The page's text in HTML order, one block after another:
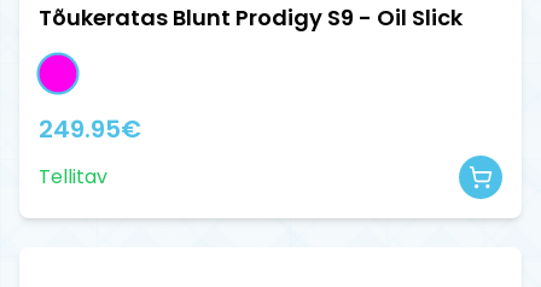
Tõukeratas Blunt Prodigy S9 - Oil Slick
249.95€
Tellitav